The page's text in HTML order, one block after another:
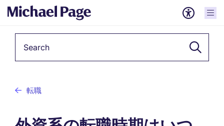
転職